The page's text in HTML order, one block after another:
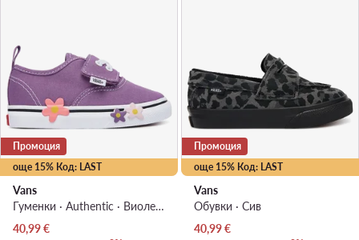
още 15% Код: LAST
Промоция
Vans
Гуменки · Authentic · Виолетов
Актуална цена
40,99€
още 15% Код: LAST
Промоция
Vans
Обувки · Сив
Актуална цена
40,99€